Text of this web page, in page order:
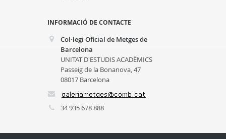
INFORMACIÓ DE CONTACTE
Col·legi Oficial de Metges de
Barcelona
UNITAT D'ESTUDIS ACADÈMICS
Passeig de la Bonanova, 47
08017 Barcelona
34 935 678 888